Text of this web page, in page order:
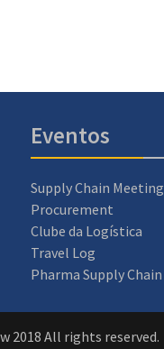
Eventos
Supply Chain Meeting
Procurement
Clube da Logística
Travel Log
Pharma Supply Chain
2018 All rights reserved.